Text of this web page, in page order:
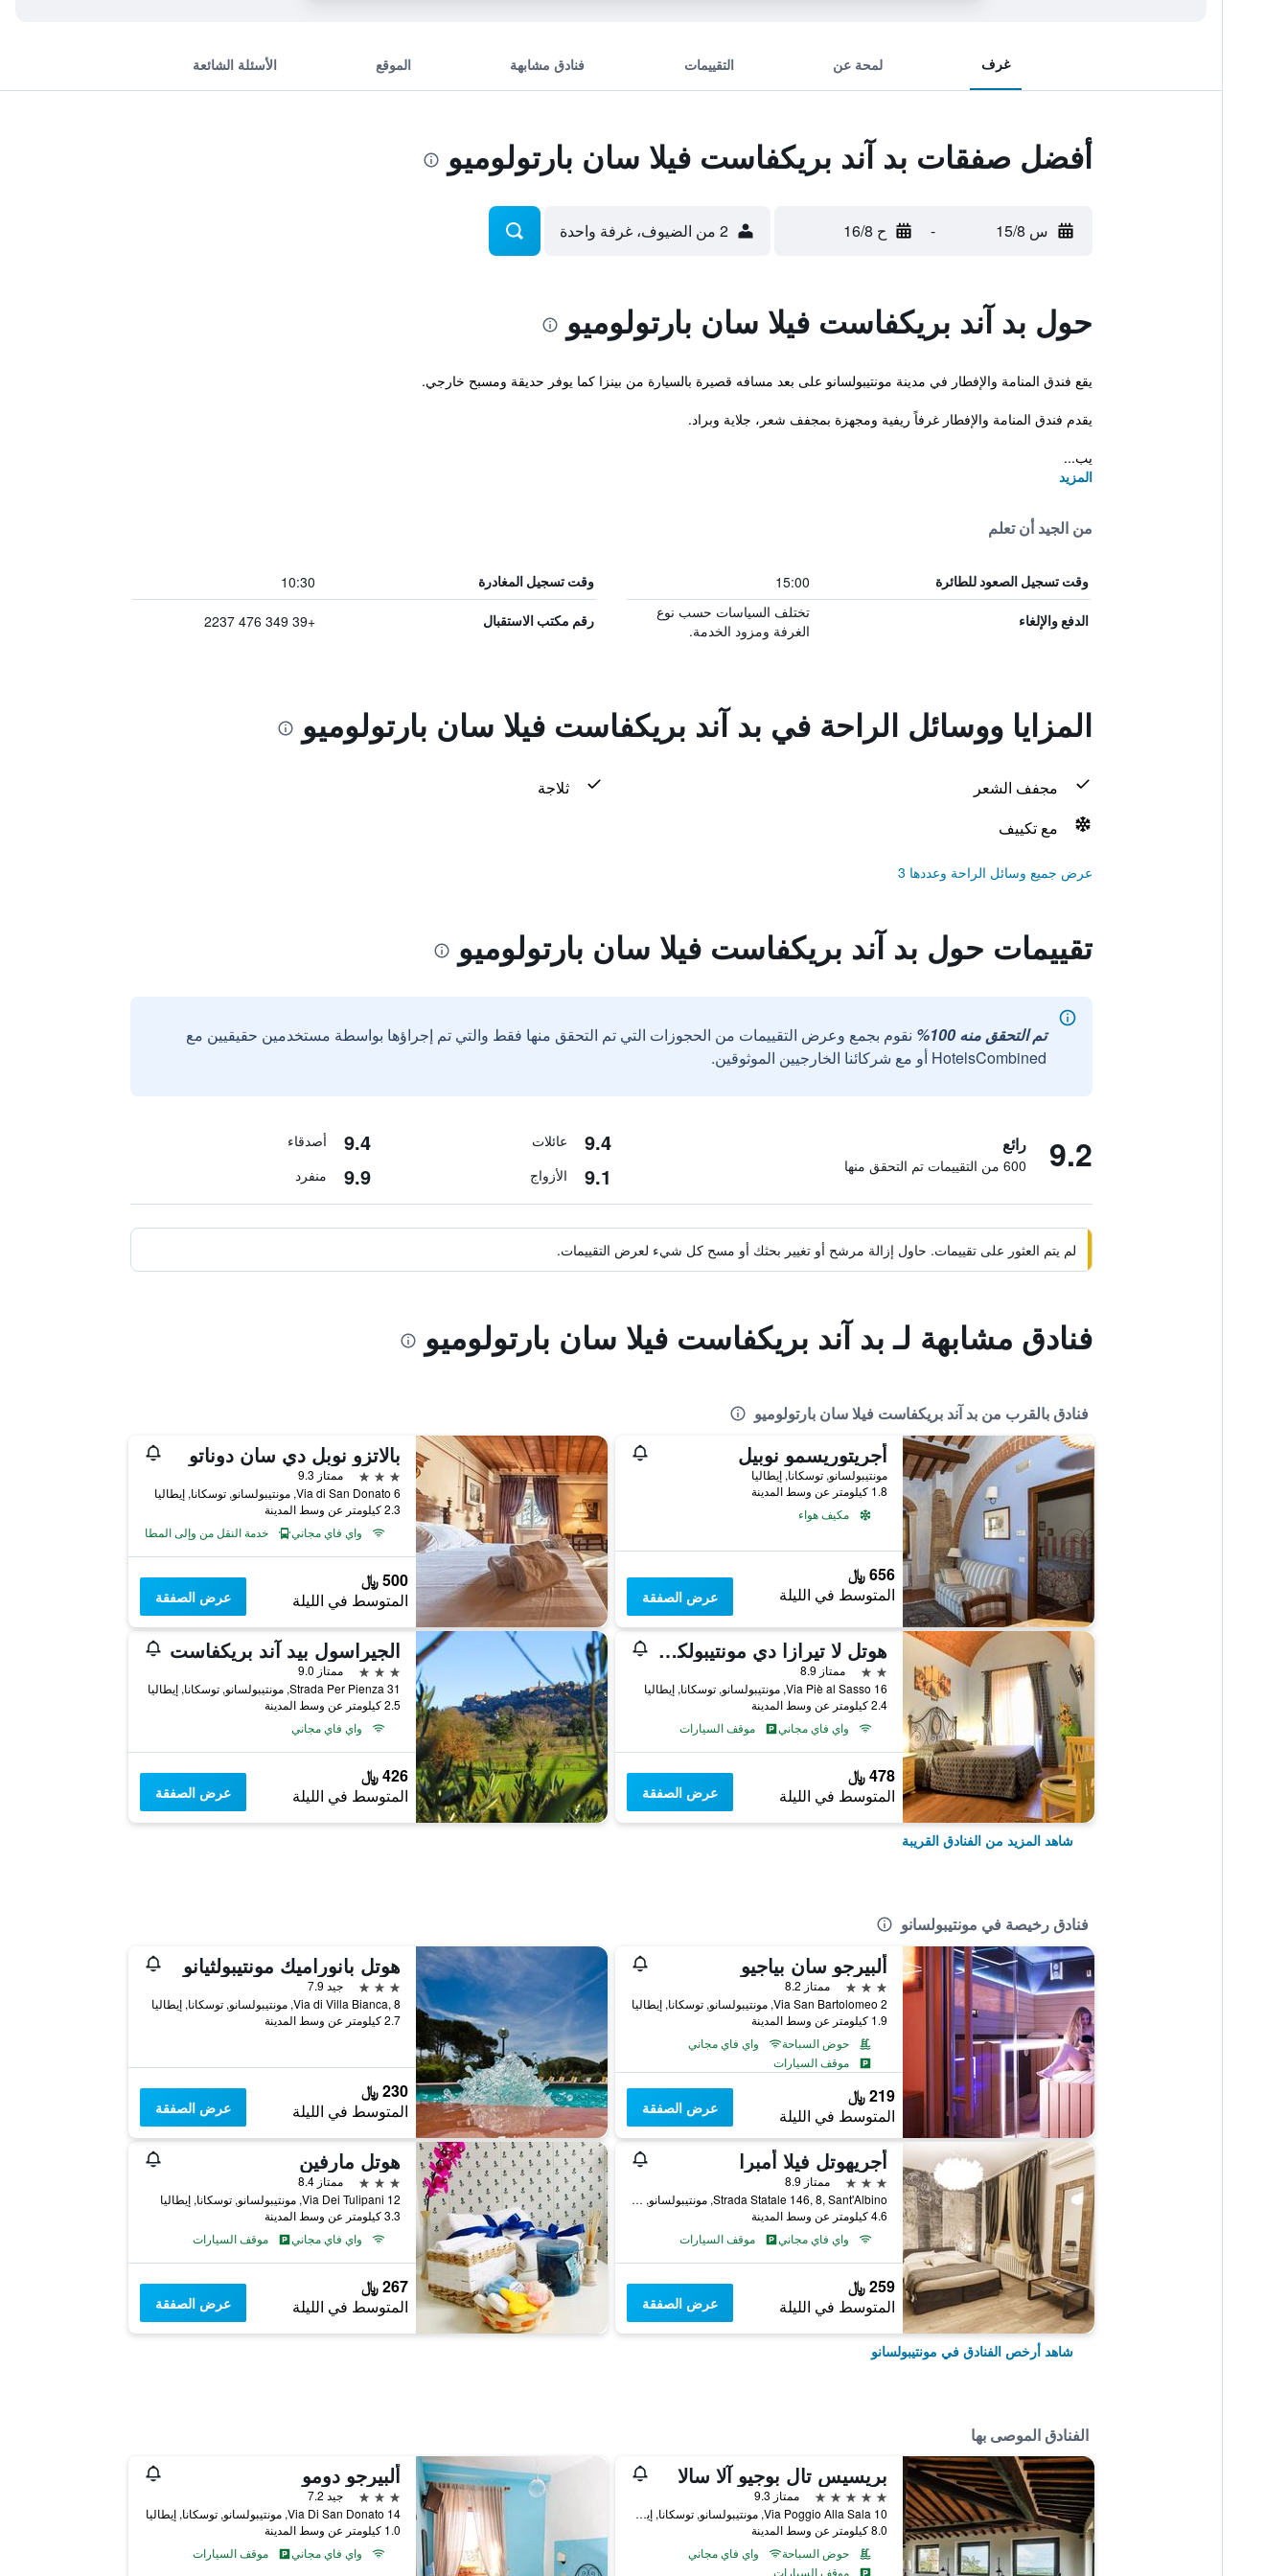
غرف لمحة عن التقييمات فنادق مشابهة الموقع الأسئلة الشائعة
أفضل صفقات بد آند بريكفاست فيلا سان بارتولوميو
س 15/8 - ح 16/8 2 من الضيوف، غرفة واحدة
حول بد آند بريكفاست فيلا سان بارتولوميو
يقع فندق المنامة والإفطار في مدينة مونتيبولسانو على بعد مسافه قصيرة بالسيارة من بينزا كما يوفر حديقة ومسبح خارجي.
يقدم فندق المنامة والإفطار غرفاً ريفية ومجهزة بمجفف شعر، جلاية وبراد.
يب...
المزيد
من الجيد أن تعلم
وقت تسجيل الصعود للطائرة 15:00 وقت تسجيل المغادرة 10:30
الدفع والإلغاء
تختلف السياسات حسب نوع
الغرفة ومزود الخدمة.
رقم مكتب الاستقبال +39 349 476 2237
المزايا ووسائل الراحة في بد آند بريكفاست فيلا سان بارتولوميو
مجفف الشعر
ثلاجة
مع تكييف
عرض جميع وسائل الراحة وعددها 3
تقييمات حول بد آند بريكفاست فيلا سان بارتولوميو
تم التحقق منه 100%
نقوم بجمع وعرض التقييمات من الحجوزات التي تم التحقق منها فقط والتي تم إجراؤها بواسطة مستخدمين حقيقيين مع
HotelsCombined أو مع شركائنا الخارجيين الموثوقين.
9.2 رائع
600 من التقييمات تم التحقق منها
9.4 عائلات 9.4 أصدقاء
9.1 الأزواج 9.9 منفرد
لم يتم العثور على تقييمات. حاول إزالة مرشح أو تغيير بحثك أو مسح كل شيء لعرض التقييمات.
فنادق مشابهة لـ بد آند بريكفاست فيلا سان بارتولوميو
فنادق بالقرب من بد آند بريكفاست فيلا سان بارتولوميو
أجريتوريسمو نوبيل
مونتيبولسانو, توسكانا, إيطاليا
1.8 كيلومتر عن وسط المدينة
مكيف هواء
656 ﷼
المتوسط في الليلة عرض الصفقة
بالاتزو نوبل دي سان دوناتو
3 نجوم
ممتاز 9.3
Via di San Donato 6, مونتيبولسانو, توسكانا, إيطاليا
2.3 كيلومتر عن وسط المدينة
واي فاي مجاني
خدمة النقل من وإلى المطار
500 ﷼
المتوسط في الليلة عرض الصفقة
هوتل لا تيرازا دي مونتيبولكيانو
2 نجمتين
ممتاز 8.9
Via Piè al Sasso 16, مونتيبولسانو, توسكانا, إيطاليا
2.4 كيلومتر عن وسط المدينة
واي فاي مجاني
موقف السيارات
478 ﷼
المتوسط في الليلة عرض الصفقة
الجيراسول بيد آند بريكفاست
3 نجوم
ممتاز 9.0
Strada Per Pienza 31, مونتيبولسانو, توسكانا, إيطاليا
2.5 كيلومتر عن وسط المدينة
واي فاي مجاني
426 ﷼
المتوسط في الليلة عرض الصفقة
شاهد المزيد من الفنادق القريبة
فنادق رخيصة في مونتيبولسانو
ألبيرجو سان بياجيو
3 نجوم
ممتاز 8.2
Via San Bartolomeo 2, مونتيبولسانو, توسكانا, إيطاليا
1.9 كيلومتر عن وسط المدينة
حوض السباحة
واي فاي مجاني
موقف السيارات
219 ﷼
المتوسط في الليلة عرض الصفقة
هوتل بانوراميك مونتيبولثيانو
3 نجوم
جيد 7.9
Via di Villa Bianca, 8, مونتيبولسانو, توسكانا, إيطاليا
2.7 كيلومتر عن وسط المدينة
230 ﷼
المتوسط في الليلة عرض الصفقة
أجريهوتل فيلا أمبرا
3 نجوم
ممتاز 8.9
Strada Statale 146, 8, Sant'Albino, مونتيبولسانو, توسكانا, إيطاليا
4.6 كيلومتر عن وسط المدينة
واي فاي مجاني
موقف السيارات
259 ﷼
المتوسط في الليلة عرض الصفقة
هوتل مارفين
3 نجوم
ممتاز 8.4
Via Dei Tulipani 12, مونتيبولسانو, توسكانا, إيطاليا
3.3 كيلومتر عن وسط المدينة
واي فاي مجاني
موقف السيارات
267 ﷼
المتوسط في الليلة عرض الصفقة
شاهد أرخص الفنادق في مونتيبولسانو
الفنادق الموصى بها
بريسيس تال بوجيو آلا سالا
5 نجوم
ممتاز 9.3
Via Poggio Alla Sala 10, مونتيبولسانو, توسكانا, إيطاليا
8.0 كيلومتر عن وسط المدينة
حوض السباحة
واي فاي مجاني
موقف السيارات
ألبيرجو دومو
3 نجوم
جيد 7.2
Via Di San Donato 14, مونتيبولسانو, توسكانا, إيطاليا
1.0 كيلومتر عن وسط المدينة
واي فاي مجاني
موقف السيارات